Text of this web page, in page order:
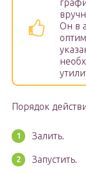
Он в
Порядок
Залить.
Запустить.